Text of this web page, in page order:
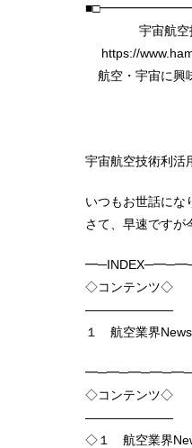
宇宙航空技術
https://
航空・宇宙に
宇宙航空技術利
いつもお世話にな
さて、早速ですが
◇コンテンツ◇
———————
１ 航空業界News
◇コンテンツ◇
———————
◇１ 航空業界